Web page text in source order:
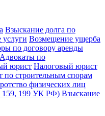
Взыскание долга по
услуги Возмещение ущерба
по договору аренды
Адвокаты по
юрист Налоговый юрист
по строительным спорам
физических лиц
159, 199 УК РФ) Взыскание